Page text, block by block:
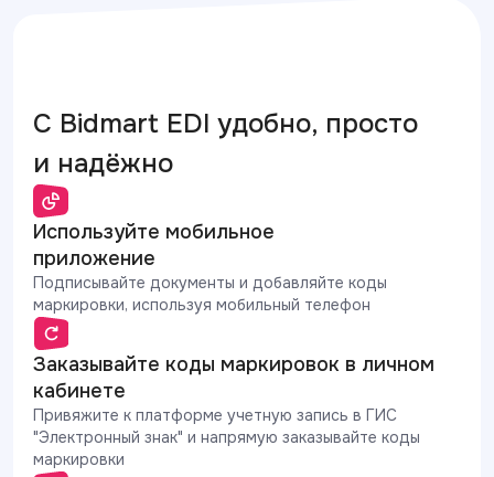
C Bidmart EDI удобно, просто
и надёжно
Используйте мобильное
приложение
Подписывайте документы и добавляйте коды
маркировки, используя мобильный телефон
Заказывайте коды маркировок в личном
кабинете
Привяжите к платформе учетную запись в ГИС
"Электронный знак" и напрямую заказывайте коды
маркировки